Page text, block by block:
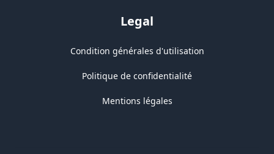
Legal
Condition générales d'utilisation
Politique de confidentialité
Mentions légales